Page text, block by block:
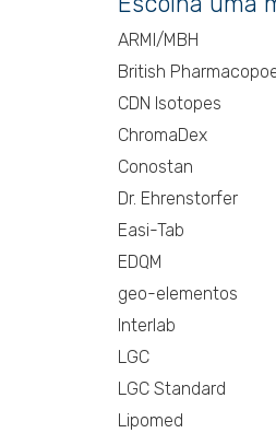
ARMI/MBH
British
CDN Isotopes
ChromaDex
Conostan
Dr. Ehrenstorfer
Easi-Tab
EDQM
geo-elementos
Interlab
LGC
LGC Standard
Lipomed